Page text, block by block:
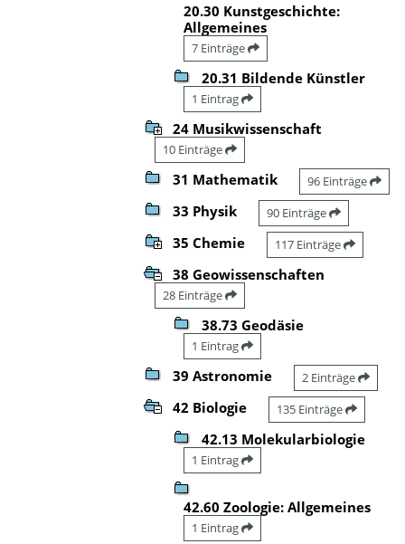
20.30 Kunstgeschichte:
Allgemeines
7 Einträge
20.31 Bildende Künstler
1 Eintrag
24 Musikwissenschaft
10 Einträge
31 Mathematik 96 Einträge
33 Physik 90 Einträge
35 Chemie 117 Einträge
38 Geowissenschaften
28 Einträge
38.73 Geodäsie
1 Eintrag
39 Astronomie 2 Einträge
42 Biologie 135 Einträge
42.13 Molekularbiologie
1 Eintrag
42.60 Zoologie: Allgemeines
1 Eintrag